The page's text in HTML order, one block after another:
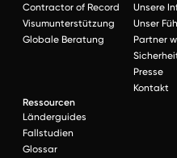
Contractor of Record
Visumunterstützung
Globale Beratung
Unsere
Unser
Partner
Presse
Kontakt
Ressourcen
Länderguides
Fallstudien
Glossar